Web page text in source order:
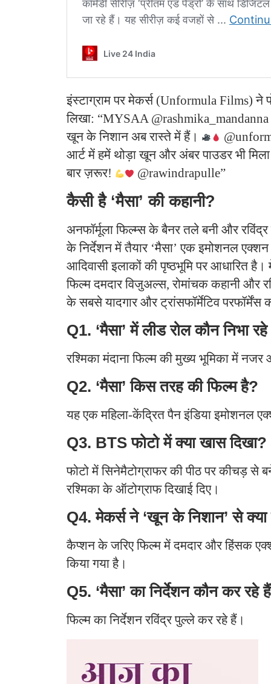
इंस्टाग्राम पर मेकर्स (Unformula Films) ने
लिखा: “MYSAA
खून के निशान अब रास्ते में हैं।
आर्ट में हमें थोड़ा खून और अंबर पाउडर भी मिला
बार ज़रूर!
@rawindrapulle”
कैसी है ‘मैसा’ की कहानी?
अनफॉर्मूला फिल्म्स के बैनर तले बनी और
के निर्देशन में तैयार ‘मैसा’ एक इमोशनल
आदिवासी इलाकों की पृष्ठभूमि पर आधारित है।
फिल्म दमदार विजुअल्स, रोमांचक कहानी और
के सबसे यादगार और ट्रांसफॉर्मेटिव परफॉर्मेंस
Q1. ‘मैसा’ में लीड रोल कौन निभा
रश्मिका मंदाना फिल्म की मुख्य भूमिका में नजर
Q2. ‘मैसा’ किस तरह की फिल्म है?
यह एक महिला-केंद्रित पैन इंडिया इमोशनल
Q3. BTS फोटो में क्या खास दिखा?
फोटो में सिनेमैटोग्राफर की पीठ पर कीचड़ से
रश्मिका के ऑटोग्राफ दिखाई दिए।
Q4. मेकर्स ने ‘खून के निशान’ से
कैप्शन के जरिए फिल्म में दमदार और हिंसक
किया गया है।
Q5. ‘मैसा’ का निर्देशन कौन कर रहे
फिल्म का निर्देशन रविंद्र पुल्ले कर रहे हैं।